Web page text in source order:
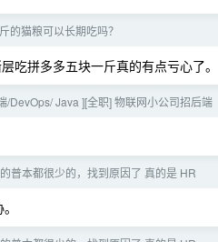
的猫粮可以长期吃吗？
吃拼多多五块一斤真的有点亏心了。
/DevOps/ Java ][全职] 物联网小公司招后端
普本都很少的，找到原因了 真的是 HR